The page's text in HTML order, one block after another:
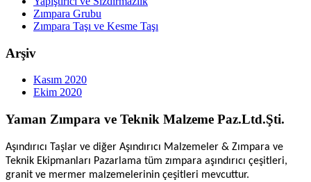
Zımpara Grubu
Zımpara Taşı ve Kesme Taşı
Arşiv
Kasım 2020
Ekim 2020
Yaman Zımpara ve Teknik Malzeme Paz.Ltd.Şti.
Aşındırıcı Taşlar ve diğer Aşındırıcı Malzemeler & Zımpara ve
Teknik Ekipmanları Pazarlama tüm zımpara aşındırıcı çeşitleri,
granit ve mermer malzemelerinin çeşitleri mevcuttur.